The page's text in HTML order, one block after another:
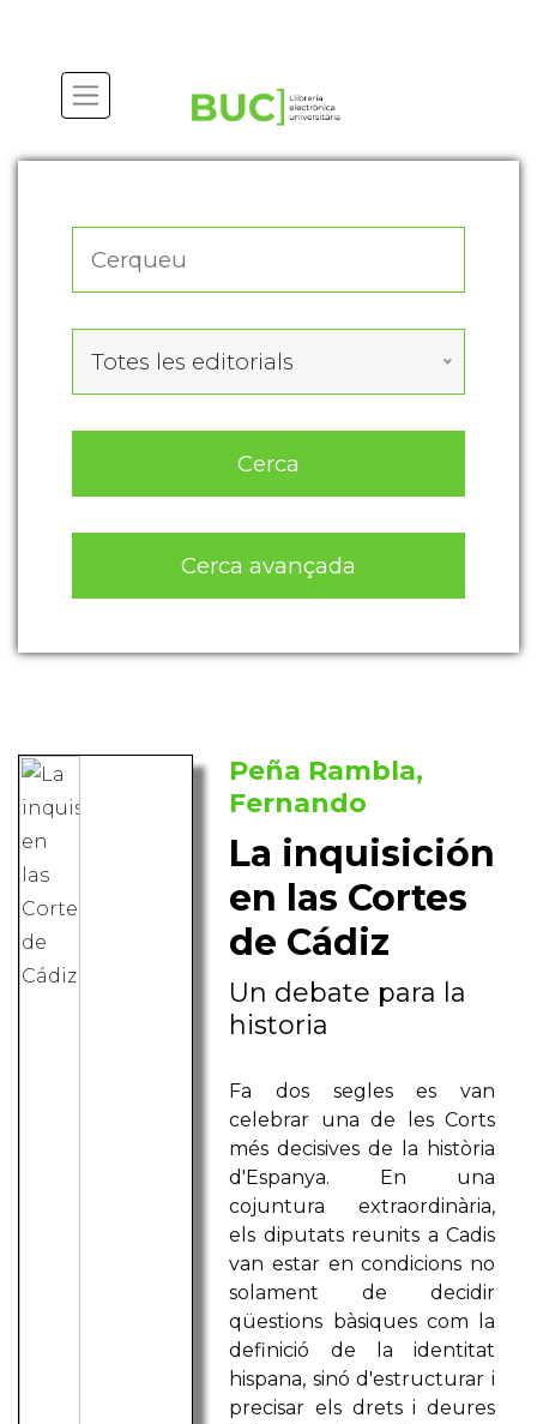
Totes les editorials
Cerca
Cerca avançada
Peña Rambla,
Fernando
La inquisición
en las Cortes
de Cádiz
Un debate para la
historia
Fa dos segles es van
celebrar una de les Corts
més decisives de la història
d'Espanya. En una
cojuntura extraordinària,
els diputats reunits a Cadis
van estar en condicions no
solament de decidir
qüestions bàsiques com la
definició de la identitat
hispana, sinó d'estructurar i
precisar els drets i deures